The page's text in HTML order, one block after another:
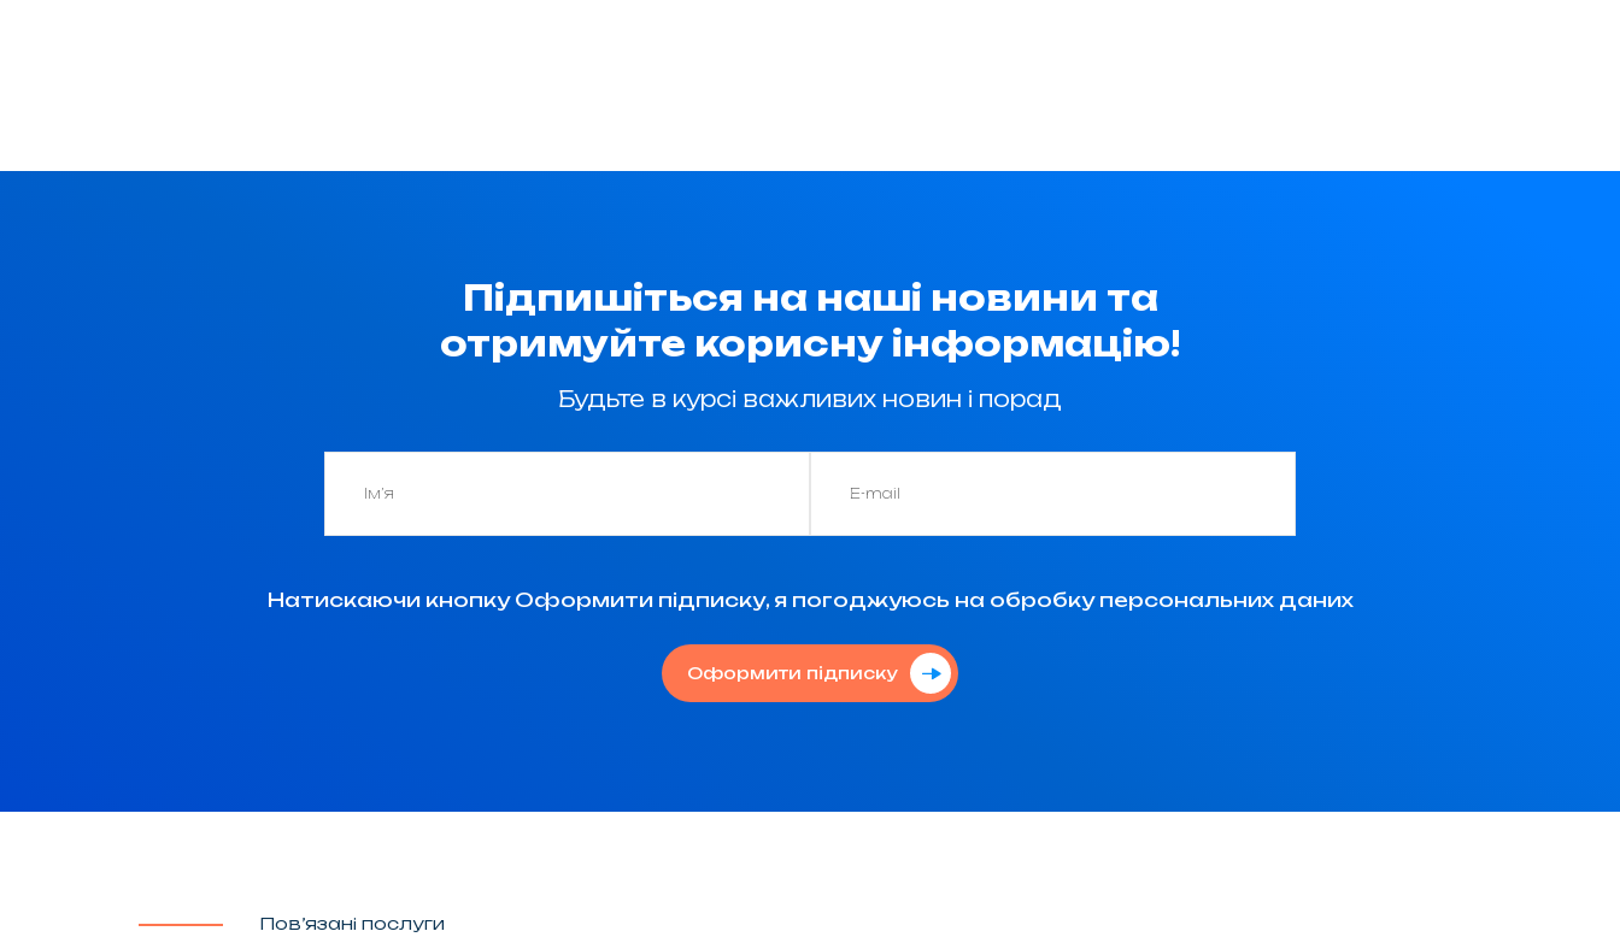
Підпишіться на наші новини та
отримуйте корисну інформацію!
Будьте в курсі важливих новин і порад
Натискаючи кнопку Оформити підписку, я погоджуюсь на обробку персональних даних
Оформити підписку
Пов’язані послуги